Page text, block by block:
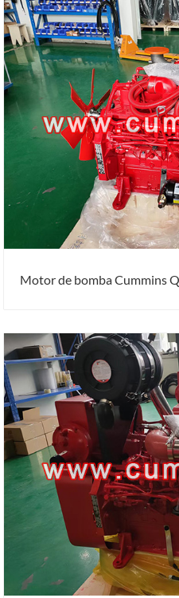
Motor de bomba Cummins